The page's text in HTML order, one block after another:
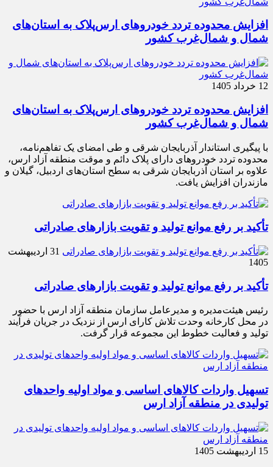
افزایش محدوده تردد خودروهای ارس‌پلاک به استان‌های
شمال و شمال‌غرب کشور
12 خرداد 1405
افزایش محدوده تردد خودروهای ارس‌پلاک به استان‌های
شمال و شمال‌غرب کشور
با پیگیری استاندار آذربایجان شرقی و طی امضای یک تفاهم‌نامه،
محدوده تردد خودروهای دارای پلاک دائم و موقت منطقه آزاد ارس،
علاوه بر استان آذربایجان شرقی به سطح استان‌های اردبیل، گیلان و
مازندران افزایش یافت.
تأکید بر رفع موانع تولید و تقویت بازارهای صادراتی
31 اردیبهشت
1405
تأکید بر رفع موانع تولید و تقویت بازارهای صادراتی
رئیس هیئت‌مدیره و مدیرعامل سازمان منطقه آزاد ارس با حضور
در محل کارخانه وحدت تلاش کارای ارس از نزدیک در جریان فرآیند
تولید و فعالیت خطوط این مجموعه قرار گرفت.
تسهیل واردات کالاهای اساسی و مواد اولیه واحدهای
تولیدی در منطقه آزاد ارس
15 اردیبهشت 1405